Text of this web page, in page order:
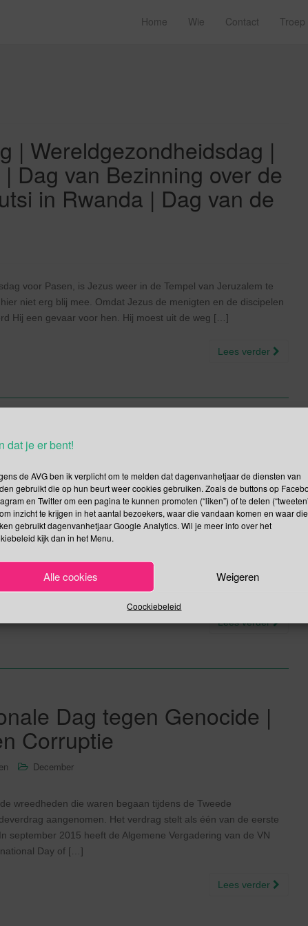
dat je er bent!
de AVG ben ik verplicht om te melden dat dagenvanhetjaar de diensten van
gebruikt die op hun beurt weer cookies gebruiken. Zoals de buttons op
en Twitter om een pagina te kunnen promoten (“liken”) of te delen
inzicht te krijgen in het aantal bezoekers, waar die vandaan komen en waar
gebruikt dagenvanhetjaar Google Analytics. Wil je meer info over het
kijk dan in het Menu.
Alle cookies Weigeren
Coockiebeleid
Home Wie Contact
| Wereldgezondheidsdag |
Dag van Bezinning over de
in Rwanda | Dag van de
voor Pasen, is Jezus weer in de Tempel van Jeruzalem te
niet erg blij mee. Omdat Jezus de menigten en de discipelen
Hij een gevaar voor hen. Hij moest uit de weg […]
Lees verder
van de Advent | Wereld
Genocide | Dag tegen
December
wordt de tweede kaars op de adventskrans aangestoken.
bij Jezus; het Licht. Kortom de katholieken kijken op de 2e
Licht der wereld”. Wereld […]
Lees verder
Dag tegen Genocide |
Corruptie
December
wreedheden die waren begaan tijdens de Tweede
aangenomen. Het verdrag stelt als één van de eerste
september 2015 heeft de Algemene Vergadering van de VN
Day of […]
Lees verder